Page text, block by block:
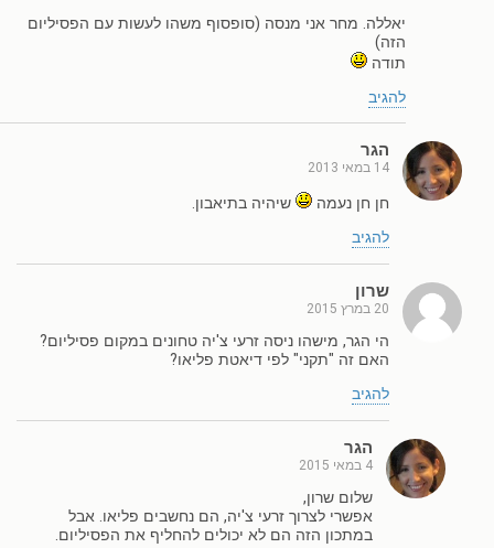
יאללה. מחר אני מנסה (סופסוף משהו לעשות עם הפסיליום
הזה)
תודה
להגיב
הגר
14 במאי 2013
חן חן נעמה
שיהיה בתיאבון.
להגיב
שרון
20 במרץ 2015
הי הגר, מישהו ניסה זרעי צ'יה טחונים במקום פסיליום?
האם זה "תקני" לפי דיאטת פליאו?
להגיב
הגר
4 במאי 2015
שלום שרון,
אפשרי לצרוך זרעי צ'יה, הם נחשבים פליאו. אבל
במתכון הזה הם לא יכולים להחליף את הפסיליום.